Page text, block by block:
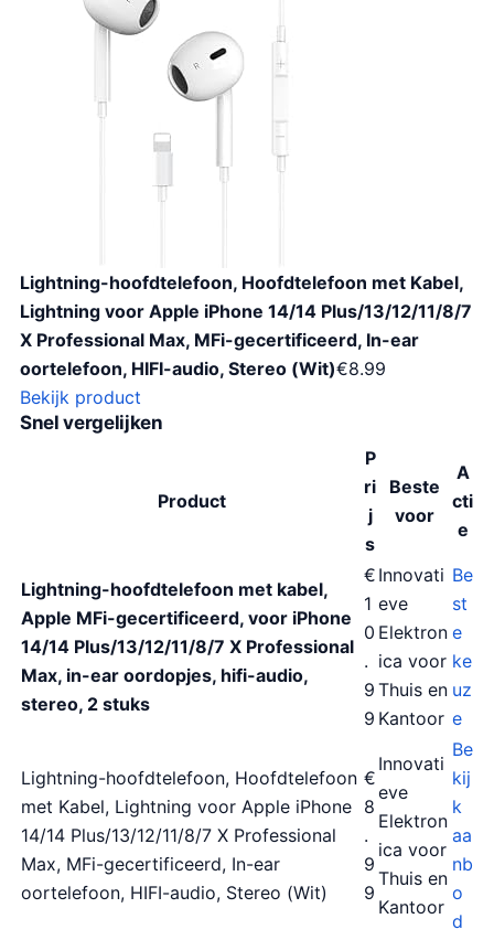
Lightning-hoofdtelefoon, Hoofdtelefoon met Kabel,
Lightning voor Apple iPhone 14/14 Plus/13/12/11/8/7
X Professional Max, MFi-gecertificeerd, In-ear
oortelefoon, HIFI-audio, Stereo (Wit)€8.99
Bekijk product
Snel vergelijken
Product
P
ri
j
s
Beste
voor
A
cti
e
Lightning-hoofdtelefoon met kabel,
Apple MFi-gecertificeerd, voor iPhone
14/14 Plus/13/12/11/8/7 X Professional
Max, in-ear oordopjes, hifi-audio,
stereo, 2 stuks
€
1
0
.
9
9
Innovati
eve
Elektron
ica voor
Thuis en
Kantoor
Be
st
e
ke
uz
e
Lightning-hoofdtelefoon, Hoofdtelefoon
met Kabel, Lightning voor Apple iPhone
14/14 Plus/13/12/11/8/7 X Professional
Max, MFi-gecertificeerd, In-ear
oortelefoon, HIFI-audio, Stereo (Wit)
€
8
.
9
9
Innovati
eve
Elektron
ica voor
Thuis en
Kantoor
Be
kij
k
aa
nb
o
d